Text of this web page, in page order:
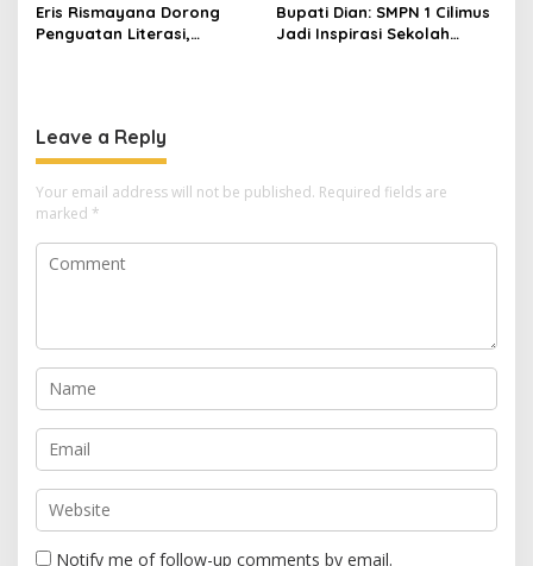
Eris Rismayana Dorong
Penguatan Literasi,
Bupati Dian: SMPN 1 Cilimus
Jadi Inspirasi Sekolah
Leave a Reply
Your email address will not be published. Required fields are
marked *
Notify me of follow-up comments by email.